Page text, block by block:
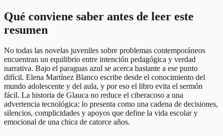
Qué conviene saber antes de leer este
resumen
No todas las novelas juveniles sobre problemas contemporáneos
encuentran un equilibrio entre intención pedagógica y verdad
narrativa. Bajo el paraguas azul se acerca bastante a ese punto
difícil. Elena Martínez Blanco escribe desde el conocimiento del
mundo adolescente y del aula, y por eso el libro evita el sermón
fácil. La historia de Glauca no reduce el ciberacoso a una
advertencia tecnológica: lo presenta como una cadena de decisiones,
silencios, complicidades y apoyos que define la vida escolar y
emocional de una chica de catorce años.